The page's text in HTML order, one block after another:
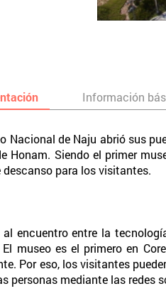
Información
Nacional de Naju abrió sus
Honam. Siendo el primer
descanso para los visitantes.
al encuentro entre la
museo es el primero en
Por eso, los visitantes
personas mediante las redes